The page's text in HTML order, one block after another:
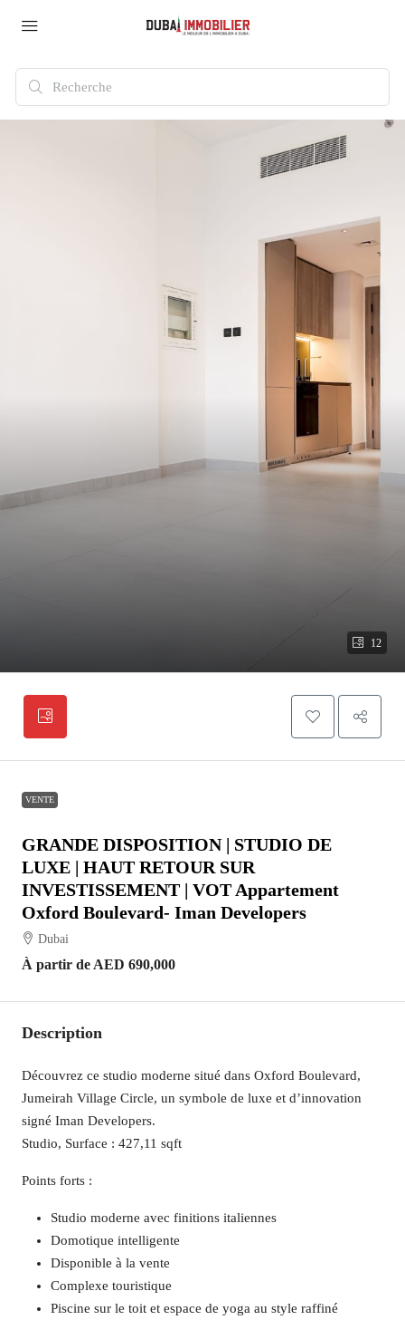
12
VENTE
GRANDE DISPOSITION | STUDIO DE
LUXE | HAUT RETOUR SUR
INVESTISSEMENT | VOT Appartement
Oxford Boulevard- Iman Developers
Dubai
À partir de AED 690,000
Description
Découvrez ce studio moderne situé dans Oxford Boulevard,
Jumeirah Village Circle, un symbole de luxe et d’innovation
signé Iman Developers.
Studio, Surface : 427,11 sqft
Points forts :
Studio moderne avec finitions italiennes
Domotique intelligente
Disponible à la vente
Complexe touristique
Piscine sur le toit et espace de yoga au style raffiné